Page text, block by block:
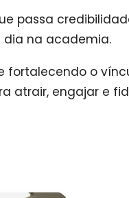
passa
dia na academia.
fortalecendo o
atrair, engajar e